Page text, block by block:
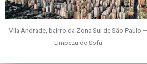
Vila Andrade, bairro da Zona Sul de São Paulo –
Limpeza de Sofá